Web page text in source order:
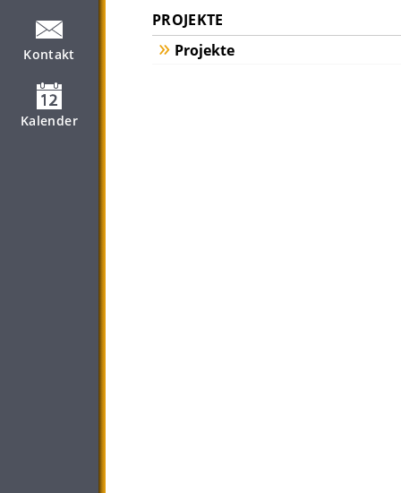
Kontakt
Kalender
PROJEKTE
Projekte